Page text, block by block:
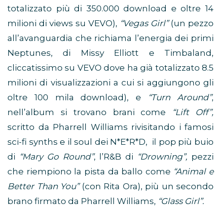
totalizzato più di 350.000 download e oltre 14
milioni di views su VEVO), “Vegas Girl”(un pezzo
all’avanguardia che richiama l’energia dei primi
Neptunes, di Missy Elliott e Timbaland,
cliccatissimo su VEVO dove ha già totalizzato 8.5
milioni di visualizzazioni a cui si aggiungono gli
oltre 100 mila download), e
“Turn Around”,
nell’album si trovano brani come
“Lift Off”,
scritto da Pharrell Williams rivisitando i famosi
sci-fi synths e il soul dei N*E*R*D, il pop più buio
di “Mary Go Round”, l’R&B di “Drowning”, pezzi
che riempiono la pista da ballo come “Animal e
Better Than You”(con Rita Ora), più un secondo
brano firmato da Pharrell Williams, “Glass Girl”.